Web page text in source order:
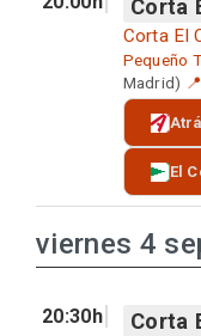
Corta
Corta El
Pequeño
Madrid) 📍
El
viernes 4
20:30h Corta